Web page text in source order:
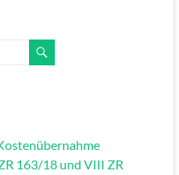
163/18 und VIII ZR